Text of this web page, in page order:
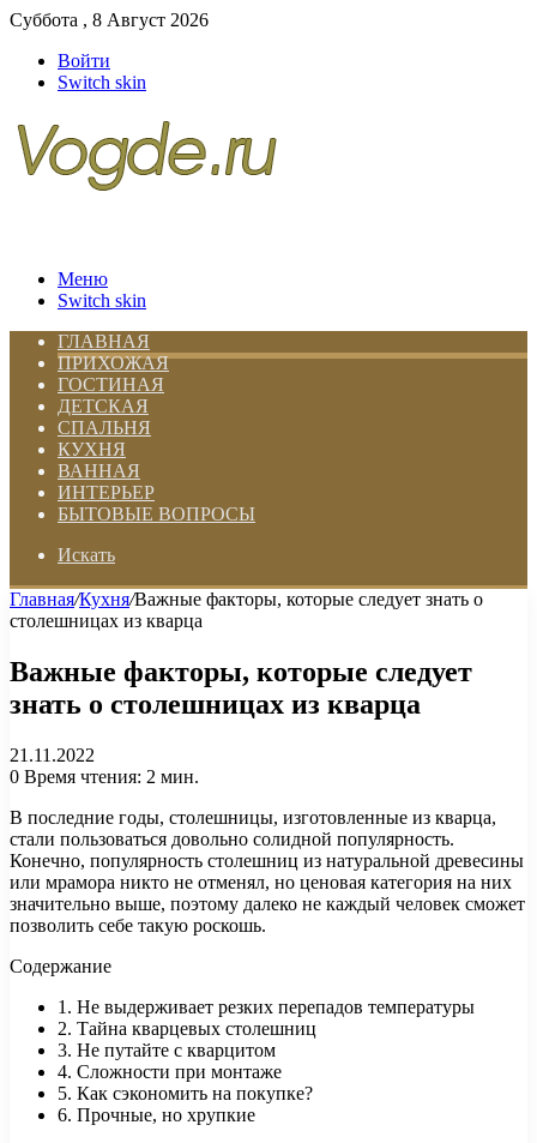
Суббота , 8 Август 2026
Войти
Switch skin
Меню
Switch skin
ГЛАВНАЯ
ПРИХОЖАЯ
ГОСТИНАЯ
ДЕТСКАЯ
СПАЛЬНЯ
КУХНЯ
ВАННАЯ
ИНТЕРЬЕР
БЫТОВЫЕ ВОПРОСЫ
Искать
Главная/Кухня/Важные факторы, которые следует знать о
столешницах из кварца
Важные факторы, которые следует
знать о столешницах из кварца
21.11.2022
0 Время чтения: 2 мин.
В последние годы, столешницы, изготовленные из кварца,
стали пользоваться довольно солидной популярность.
Конечно, популярность столешниц из натуральной древесины
или мрамора никто не отменял, но ценовая категория на них
значительно выше, поэтому далеко не каждый человек сможет
позволить себе такую роскошь.
Содержание
1. Не выдерживает резких перепадов температуры
2. Тайна кварцевых столешниц
3. Не путайте с кварцитом
4. Сложности при монтаже
5. Как сэкономить на покупке?
6. Прочные, но хрупкие